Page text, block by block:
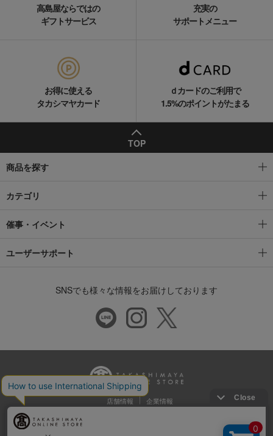
高島屋ならではの
ギフトサービス
充実の
サポートメニュー
お得に使える
タカシマヤカード
ｄカードのご利用で
1.5%のポイントがたまる
TOP
商品を探す
カテゴリ
催事・イベント
ユーザーサポート
SNSでも様々な情報をお届けしております
店舗情報 企業情報
推奨環境 特定商取引法に基づく表示
プライバシーポリシー